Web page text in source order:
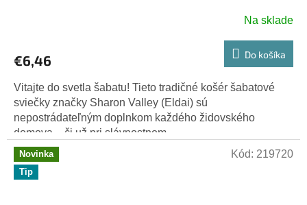
Na sklade
€6,46 Do košíka
Vitajte do svetla šabatu! Tieto tradičné košér šabatové
sviečky značky Sharon Valley (Eldai) sú
nepostrádateľným doplnkom každého židovského
domova – či už pri slávnostnom...
Novinka
Tip
Kód: 219720